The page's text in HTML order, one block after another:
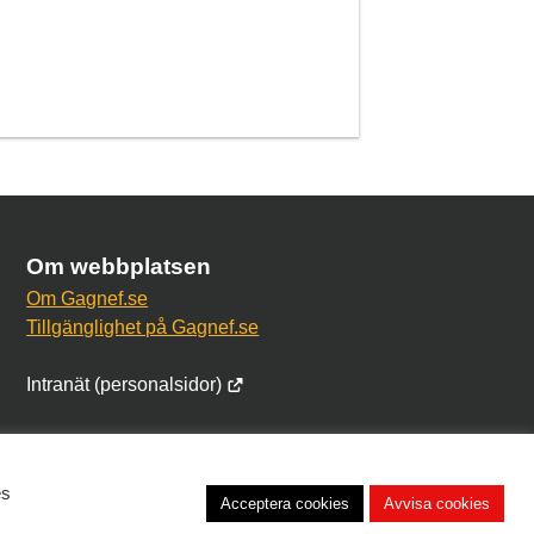
Om webbplatsen
Om Gagnef.se
Tillgänglighet på Gagnef.se
Intranät (personalsidor)
Acceptera cookies Avvisa cookies